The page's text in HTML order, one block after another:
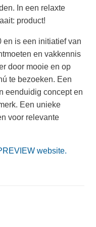
In een relaxte
product!
en is een initiatief van
en vakkennis
door mooie en op
te bezoeken. Een
eenduidig concept en
Een unieke
voor relevante
website.